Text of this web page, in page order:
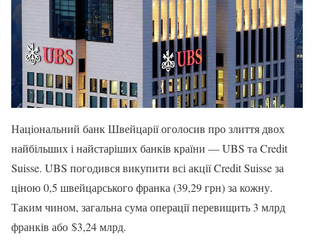
Національний банк Швейцарії оголосив про злиття двох
найбільших і найстаріших банків країни — UBS та Credit
Suisse. UBS погодився викупити всі акції Credit Suisse за
ціною 0,5 швейцарського франка (39,29 грн) за кожну.
Таким чином, загальна сума операції перевищить 3 млрд
франків або $3,24 млрд.